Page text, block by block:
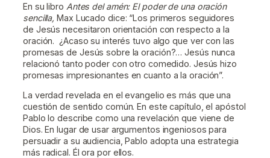
En su libro Antes del amén: El poder de una oración
sencilla,Max Lucado dice: “Los primeros seguidores
de Jesús necesitaron orientación con respecto a la
oración. ¿Acaso su interés tuvo algo que ver con las
promesas de Jesús sobre la oración?… Jesús nunca
relacionó tanto poder con otro comedido. Jesús hizo
promesas impresionantes en cuanto a la oración”.
La verdad revelada en el evangelio es más que una
cuestión de sentido común. En este capítulo, el apóstol
Pablo lo describe como una revelación que viene de
Dios. En lugar de usar argumentos ingeniosos para
persuadir a su audiencia, Pablo adopta una estrategia
más radical. Él ora por ellos.